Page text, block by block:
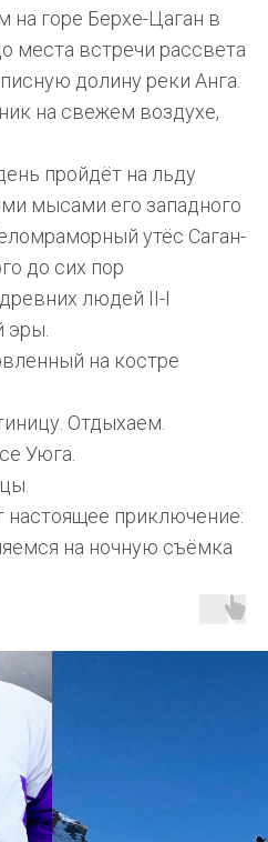
на горе Берхе-Цаган в
места встречи рассвета
долину реки Анга.
на свежем воздухе,
пройдёт на льду
мысами его западного
утёс Саган-
до сих пор
людей II-I
эры.
на костре
Отдыхаем.
Уюга.
приключение:
на ночную съёмка